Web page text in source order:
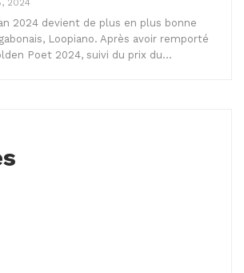
2024
2024 devient de plus en plus bonne
Loopiano. Après avoir remporté
Poet 2024, suivi du prix du…